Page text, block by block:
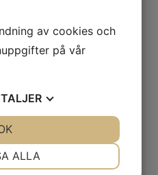
samling
samling
på
av cookies och
på vår
ALLA